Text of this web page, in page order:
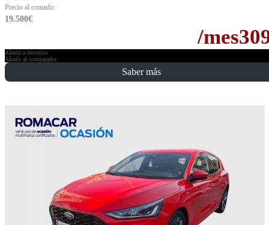
Precio al contado:
19.500€
/mes
Añadir a favoritos
Añadir al comparador
Saber más